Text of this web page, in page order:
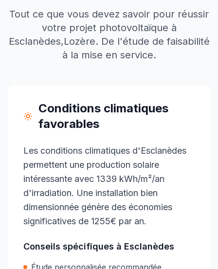
Tout ce que vous devez savoir pour réussir
votre projet photovoltaïque à
Esclanèdes,Lozère. De l'étude de faisabilité
à la mise en service.
Conditions climatiques
favorables
Les conditions climatiques d'Esclanèdes
permettent une production solaire
intéressante avec 1339 kWh/m²/an
d'irradiation. Une installation bien
dimensionnée génère des économies
significatives de 1255€ par an.
Conseils spécifiques à Esclanèdes
Étude personnalisée recommandée